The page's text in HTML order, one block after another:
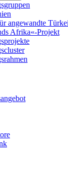
angewandte
Afrika«-Projekt